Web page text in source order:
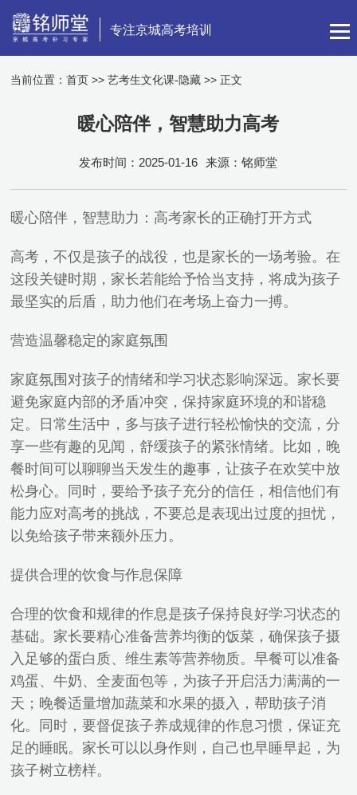
专注京城高考培训
当前位置：首页 >>艺考生文化课-隐藏 >> 正文
暖心陪伴，智慧助力高考
发布时间：2025-01-16 来源：铭师堂
暖心陪伴，智慧助力：高考家长的正确打开方式
高考，不仅是孩子的战役，也是家长的一场考验。在
这段关键时期，家长若能给予恰当支持，将成为孩子
最坚实的后盾，助力他们在考场上奋力一搏。
营造温馨稳定的家庭氛围
家庭氛围对孩子的情绪和学习状态影响深远。家长要
避免家庭内部的矛盾冲突，保持家庭环境的和谐稳
定。日常生活中，多与孩子进行轻松愉快的交流，分
享一些有趣的见闻，舒缓孩子的紧张情绪。比如，晚
餐时间可以聊聊当天发生的趣事，让孩子在欢笑中放
松身心。同时，要给予孩子充分的信任，相信他们有
能力应对高考的挑战，不要总是表现出过度的担忧，
以免给孩子带来额外压力。
提供合理的饮食与作息保障
合理的饮食和规律的作息是孩子保持良好学习状态的
基础。家长要精心准备营养均衡的饭菜，确保孩子摄
入足够的蛋白质、维生素等营养物质。早餐可以准备
鸡蛋、牛奶、全麦面包等，为孩子开启活力满满的一
天；晚餐适量增加蔬菜和水果的摄入，帮助孩子消
化。同时，要督促孩子养成规律的作息习惯，保证充
足的睡眠。家长可以以身作则，自己也早睡早起，为
孩子树立榜样。